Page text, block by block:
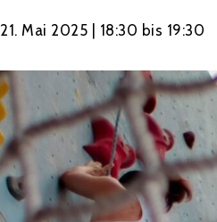
21. Mai 2025 | 18:30 bis 19:30